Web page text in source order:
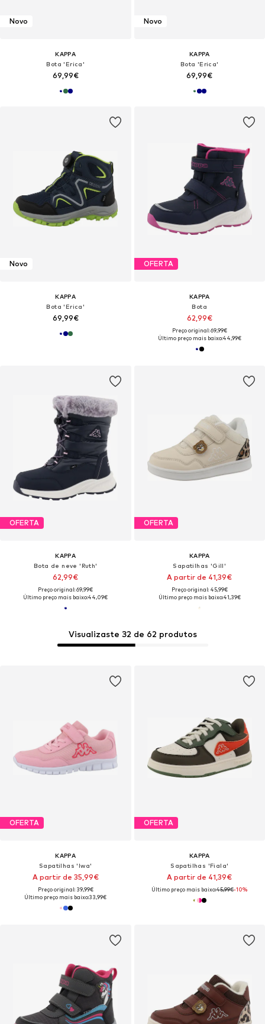
Novo
KAPPA
Bota 'Erica'
69,99€
Novo
KAPPA
Bota 'Erica'
69,99€
Novo
KAPPA
Bota 'Erica'
69,99€
OFERTA
KAPPA
Bota
62,99€
Preço original: 69,99€
Último preço mais baixo:44,99€
OFERTA
KAPPA
Bota de neve 'Ruth'
62,99€
Preço original: 69,99€
Último preço mais baixo:44,09€
OFERTA
KAPPA
Sapatilhas 'Gill'
A partir de 41,39€
Preço original: 45,99€
Último preço mais baixo:41,39€
OFERTA
KAPPA
Sapatilhas 'Iwa'
A partir de 35,99€
Preço original: 39,99€
Último preço mais baixo:33,99€
Visualizaste 32 de 62 produtos
OFERTA
KAPPA
Sapatilhas 'Fiala'
A partir de 41,39€
Último preço mais baixo:45,99€-10%